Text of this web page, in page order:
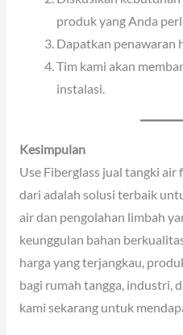
produk yang Anda
Dapatkan penawaran
Tim kami akan
instalasi.
Kesimpulan
Use Fiberglass jual tangki air
dari adalah solusi terbaik
air dan pengolahan limbah
keunggulan bahan
harga yang terjangkau,
bagi rumah tangga, industri,
kami sekarang untuk